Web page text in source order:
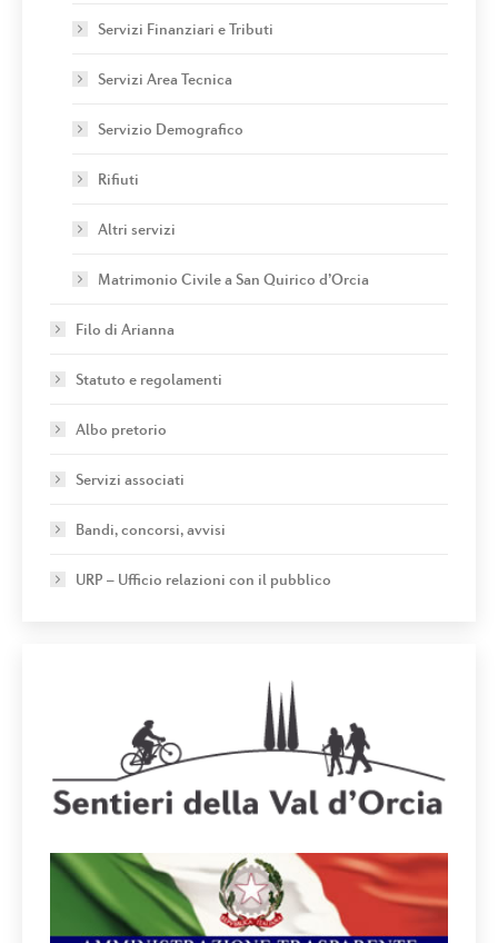
Servizi Finanziari e Tributi
Servizi Area Tecnica
Servizio Demografico
Rifiuti
Altri servizi
Matrimonio Civile a San Quirico d’Orcia
Filo di Arianna
Statuto e regolamenti
Albo pretorio
Servizi associati
Bandi, concorsi, avvisi
URP – Ufficio relazioni con il pubblico